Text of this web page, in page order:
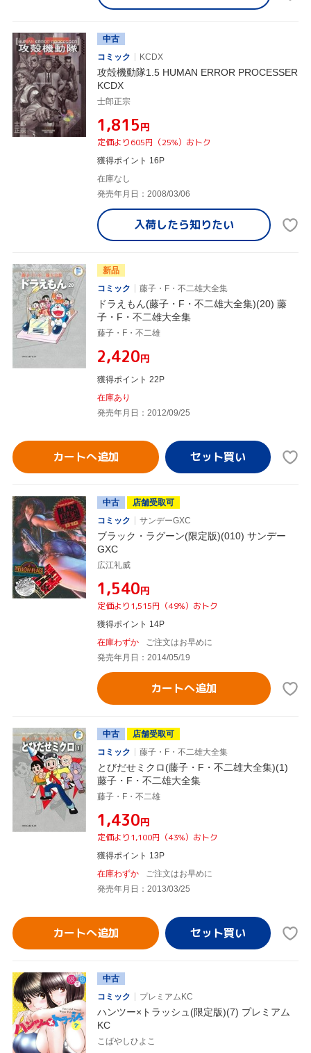
中古
コミック
KCDX
攻殻機動隊1.5 HUMAN ERROR PROCESSER
KCDX
士郎正宗
¥1,815円
定価より605円（25%）おトク
獲得ポイント 16P
在庫なし
発売年月日：2008/03/06
入荷したら知りたい
新品
コミック
藤子・F・不二雄大全集
ドラえもん(藤子・F・不二雄大全集)(20) 藤
子・F・不二雄大全集
藤子・F・不二雄
¥2,420円
獲得ポイント 22P
在庫あり
発売年月日：2012/09/25
カートへ追加
中古
店舗受取可
コミック
サンデーGXC
ブラック・ラグーン(限定版)(010) サンデー
GXC
広江礼威
¥1,540円
定価より1,515円（49%）おトク
獲得ポイント 14P
在庫わずか
ご注文はお早めに
発売年月日：2014/05/19
カートへ追加
中古
店舗受取可
コミック
藤子・F・不二雄大全集
とびだせミクロ(藤子・F・不二雄大全集)(1)
藤子・F・不二雄大全集
藤子・F・不二雄
¥1,430円
定価より1,100円（43%）おトク
獲得ポイント 13P
在庫わずか
ご注文はお早めに
発売年月日：2013/03/25
カートへ追加
中古
コミック
プレミアムKC
ハンツー×トラッシュ(限定版)(7) プレミアム
KC
こばやしひよこ